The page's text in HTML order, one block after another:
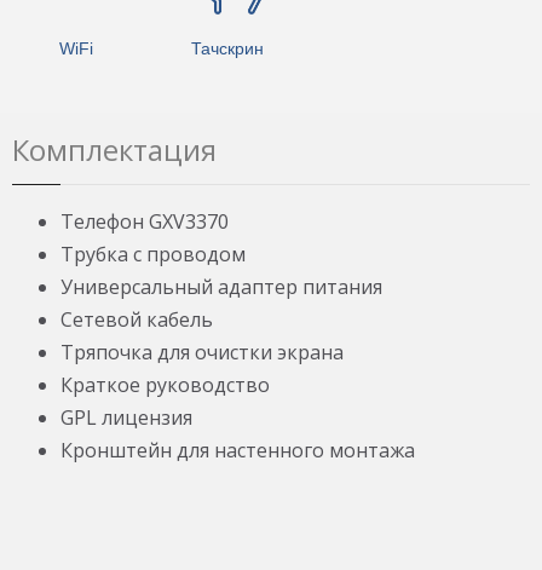
WiFi Тачскрин
Комплектация
Телефон GXV3370
Трубка с проводом
Универсальный адаптер питания
Сетевой кабель
Тряпочка для очистки экрана
Краткое руководство
GPL лицензия
Кронштейн для настенного монтажа